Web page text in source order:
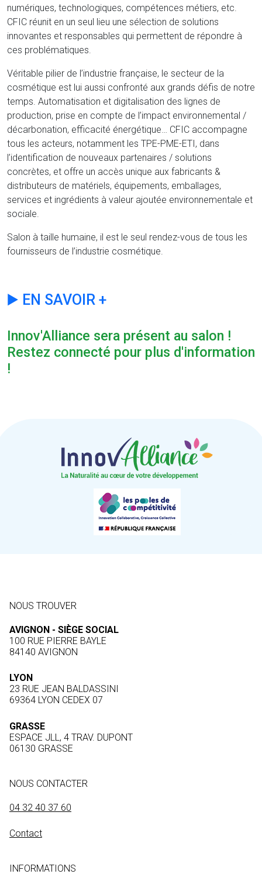
numériques, technologiques, compétences métiers, etc.
CFIC réunit en un seul lieu une sélection de solutions
innovantes et responsables qui permettent de répondre à
ces problématiques.
Véritable pilier de l’industrie française, le secteur de la
cosmétique est lui aussi confronté aux grands défis de notre
temps. Automatisation et digitalisation des lignes de
production, prise en compte de l’impact environnemental /
décarbonation, efficacité énergétique… CFIC accompagne
tous les acteurs, notamment les TPE-PME-ETI, dans
l’identification de nouveaux partenaires / solutions
concrètes, et offre un accès unique aux fabricants &
distributeurs de matériels, équipements, emballages,
services et ingrédients à valeur ajoutée environnementale et
sociale.
Salon à taille humaine, il est le seul rendez-vous de tous les
fournisseurs de l’industrie cosmétique.
▶️ EN SAVOIR +
Innov'Alliance sera présent au salon !
Restez connecté pour plus d'information
!
NOUS TROUVER
AVIGNON - SIÈGE SOCIAL
100 RUE PIERRE BAYLE
84140 AVIGNON
LYON
23 RUE JEAN BALDASSINI
69364 LYON CEDEX 07
GRASSE
ESPACE JLL, 4 TRAV. DUPONT
06130 GRASSE
NOUS CONTACTER
04 32 40 37 60
Contact
INFORMATIONS